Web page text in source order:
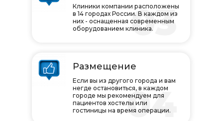
03
04
Размещение
Клиники компании расположены
в 14 городах России. В каждом из
них - оснащенная современным
оборудованием клиника.
Если вы из другого города и вам
негде остановиться, в каждом
городе мы рекомендуем для
пациентов хостелы или
гостиницы на время операции.